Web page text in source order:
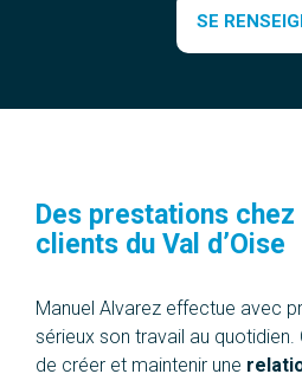
SE
Des prestations
clients du Val d’Oise
Manuel Alvarez effectue avec
sérieux son travail au quotidien.
de créer et maintenir une